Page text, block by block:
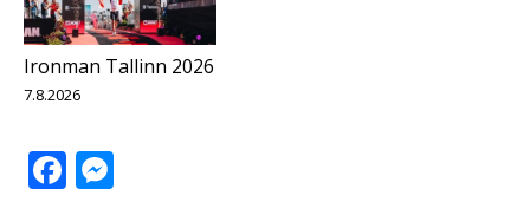
Ironman Tallinn 2026
7.8.2026
Facebook